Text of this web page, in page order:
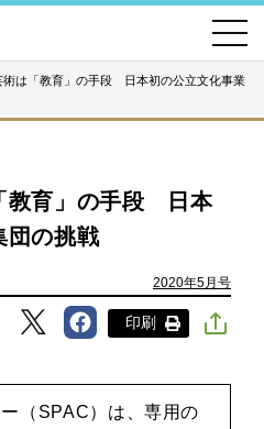
術は「教育」の手段 日本初の公立文化事業
教育」の手段 日本
団の挑戦
2020年5月号
印刷
（SPAC）は、専用の